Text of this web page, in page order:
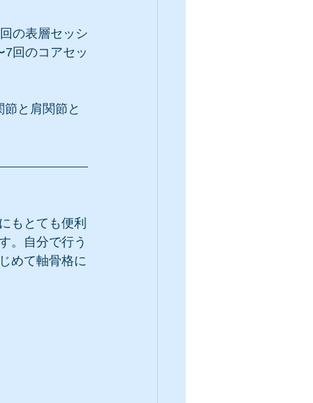
の表層セッシ
回のコアセッ
と肩関節と
もとても便利
。自分で行う
めて軸骨格に